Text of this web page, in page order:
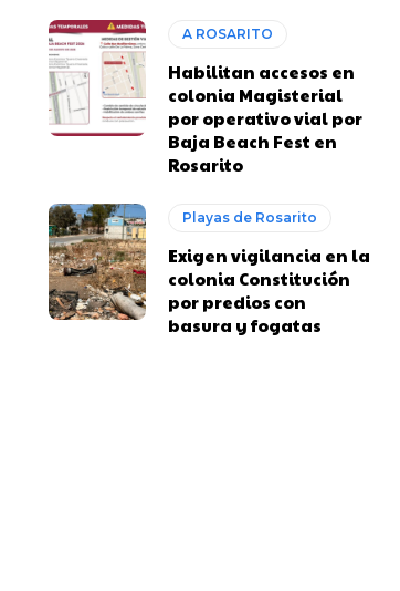
A ROSARITO
Habilitan accesos en
colonia Magisterial
por operativo vial por
Baja Beach Fest en
Rosarito
Playas de Rosarito
Exigen vigilancia en la
colonia Constitución
por predios con
basura y fogatas